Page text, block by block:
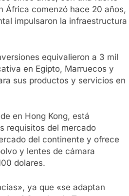
África comenzó hace 20 años,
impulsaron la infraestructura
equivalieron a 3 mil
en Egipto, Marruecos y
sus productos y servicios en
en Hong Kong, está
requisitos del mercado
del continente y ofrece
y lentes de cámara
dolares.
ya que «se adaptan